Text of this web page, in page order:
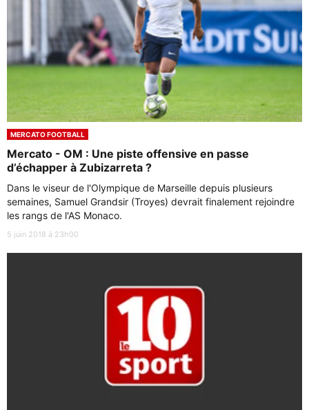
MERCATO FOOTBALL
Mercato - OM : Une piste offensive en passe
d’échapper à Zubizarreta ?
Dans le viseur de l'Olympique de Marseille depuis plusieurs
semaines, Samuel Grandsir (Troyes) devrait finalement rejoindre
les rangs de l'AS Monaco.
5 juin 2018 à 23h00